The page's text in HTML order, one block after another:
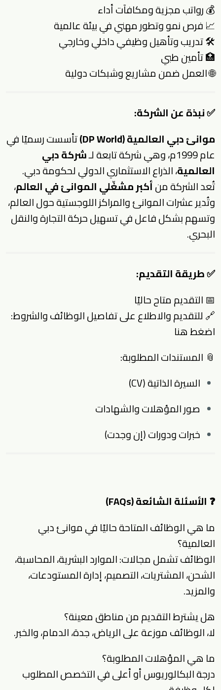
💰 رواتب مجزية ومكافآت أداء
📈 فرص نمو وتطور مهني في بيئة عالمية
🛠 تدريب وتأهيل وظيفي داخلي وخارجي
🏥 تأمين طبي
🌐 العمل ضمن مشاريع وشبكات دولية
✅نبذة عن الشركة:
موانئ دبي العالمية (DP World)
تأسست رسميًا في
عام 1999م، وهي شركة تابعة لـ
شركة دبي
العالمية، الذراع الاستثماري الدولي لحكومة دبي.
تُعد الشركة منأكبر مشغّلي الموانئ في العالم،
وتُدير عشرات الموانئ والمراكز اللوجستية حول العالم،
وتسهم بشكل فاعل في تسهيل حركة التجارة والنقل
البحري.
✅طريقة التقديم:
📅 التقديم متاح حاليًا
🔗 للتقديم والاطلاع على تفاصيل الوظائف والشروط:
اضغط هنا
📎 المستندات المطلوبة:
السيرة الذاتية (CV)
صور المؤهلات والشهادات
خبرات ودورات (إن وجدت)
❓الأسئلة الشائعة (FAQs)
ما هي الوظائف المتاحة حاليًا في موانئ دبي
العالمية؟
الوظائف تشمل مجالات: الموارد البشرية، المحاسبة،
الشحن، المشتريات، التصميم، إدارة المستودعات،
والمزيد.
هل يشترط التقديم من مناطق معينة؟
لا، الوظائف موزعة على الرياض، جدة، الدمام، والخبر.
ما هي المؤهلات المطلوبة؟
درجة البكالوريوس أو أعلى في التخصص المطلوب